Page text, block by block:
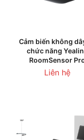
Cảm biến không
chức năng
RoomSensor
Liên hệ